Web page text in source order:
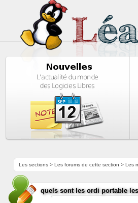
Les sections> Les forums de cette section > Les
quels sont les ordi portable